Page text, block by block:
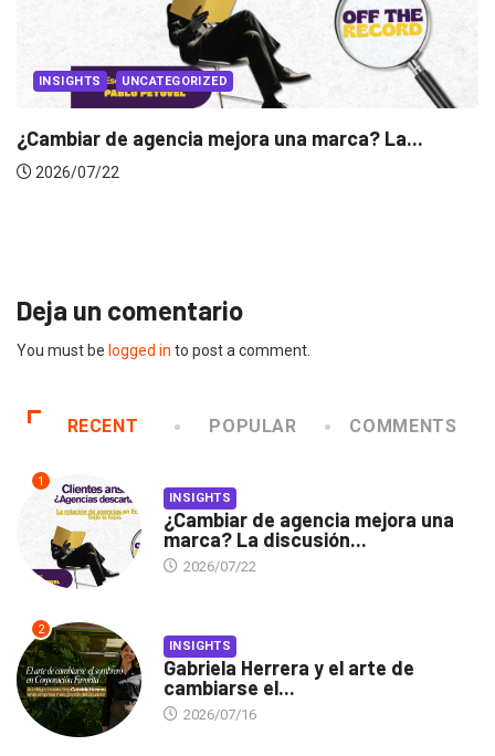
La... INSIGHTS
Deja un comentario
You must be logged in to post a comment.
RECENT POPULAR COMMENTS
1
INSIGHTS
¿Cambiar de agencia mejora una
marca? La discusión...
2026/07/22
2
INSIGHTS
Gabriela Herrera y el arte de
cambiarse el...
2026/07/16